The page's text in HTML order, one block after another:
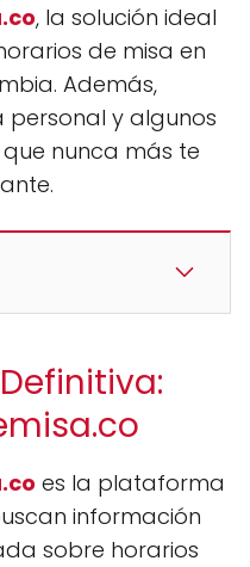
, la solución ideal
de misa en
Además,
y algunos
nunca más te
es la plataforma
información
sobre horarios